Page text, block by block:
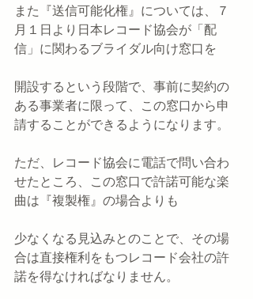
また『送信可能化権』については、７
月１日より日本レコード協会が「配
信」に関わるブライダル向け窓口を
開設するという段階で、事前に契約の
ある事業者に限って、この窓口から申
請することができるようになります。
ただ、レコード協会に電話で問い合わ
せたところ、この窓口で許諾可能な楽
曲は『複製権』の場合よりも
少なくなる見込みとのことで、その場
合は直接権利をもつレコード会社の許
諾を得なければなりません。